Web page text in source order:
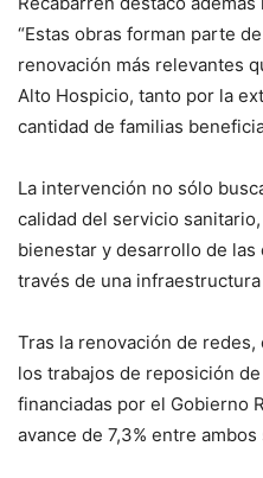
“Estas obras forman parte
renovación más relevantes
Alto Hospicio, tanto por la
cantidad de familias
La intervención no sólo
calidad del servicio
bienestar y desarrollo de
través de una
Tras la renovación de
los trabajos de reposición
financiadas por el Gobierno
avance de 7,3% entre